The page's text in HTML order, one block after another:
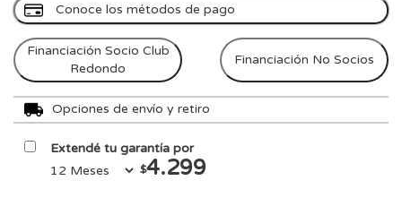
Conoce los métodos de pago
Financiación Socio Club
Redondo
Financiación No Socios
Opciones de envío y retiro
Extendé tu garantía por
$4.299